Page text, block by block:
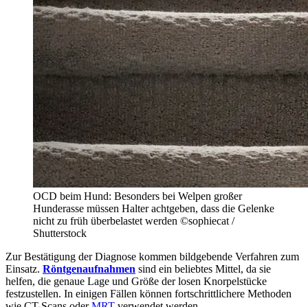
OCD beim Hund: Besonders bei Welpen großer
Hunderasse müssen Halter achtgeben, dass die Gelenke
nicht zu früh überbelastet werden ©sophiecat /
Shutterstock
Zur Bestätigung der Diagnose kommen bildgebende Verfahren zum
Einsatz. Röntgenaufnahmen sind ein beliebtes Mittel, da sie
helfen, die genaue Lage und Größe der losen Knorpelstücke
festzustellen. In einigen Fällen können fortschrittlichere Methoden